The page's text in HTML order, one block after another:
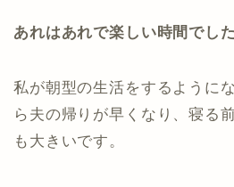
あれはあれで楽しい時間でした
私が朝型の生活をするように
ら夫の帰りが早くなり、寝る
も大きいです。